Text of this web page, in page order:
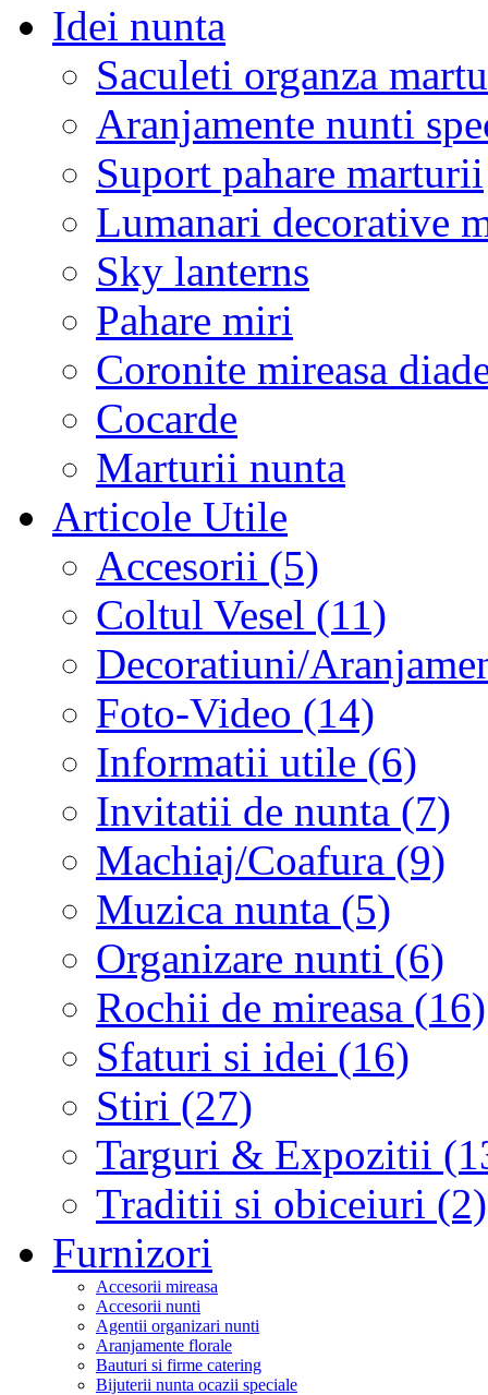
Idei nunta
Saculeti organza
Aranjamente nunti
Suport pahare marturii
Lumanari decorative
Sky lanterns
Pahare miri
Coronite mireasa
Cocarde
Marturii nunta
Articole Utile
Accesorii (5)
Coltul Vesel (11)
Decoratiuni/
Foto-Video (14)
Informatii utile (6)
Invitatii de nunta (7)
Machiaj/Coafura (9)
Muzica nunta (5)
Organizare nunti (6)
Rochii de mireasa (16)
Sfaturi si idei (16)
Stiri (27)
Targuri & Expozitii
Traditii si obiceiuri (2)
Furnizori
Accesorii mireasa
Accesorii nunti
Agentii organizari nunti
Aranjamente florale
Bauturi si firme catering
Bijuterii nunta ocazii speciale